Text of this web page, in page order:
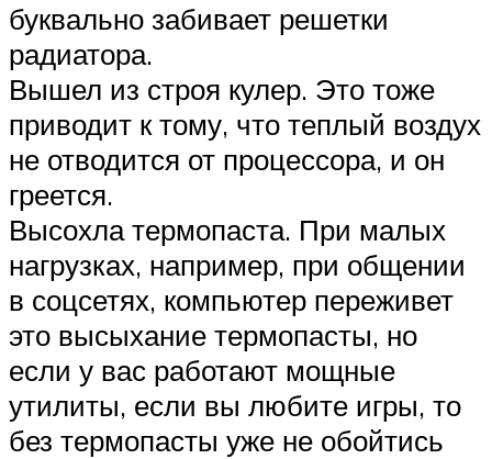
буквально забивает решетки
радиатора.
Вышел из строя кулер. Это тоже
приводит к тому, что теплый воздух
не отводится от процессора, и он
греется.
Высохла термопаста. При малых
нагрузках, например, при общении
в соцсетях, компьютер переживет
это высыхание термопасты, но
если у вас работают мощные
утилиты, если вы любите игры, то
без термопасты уже не обойтись